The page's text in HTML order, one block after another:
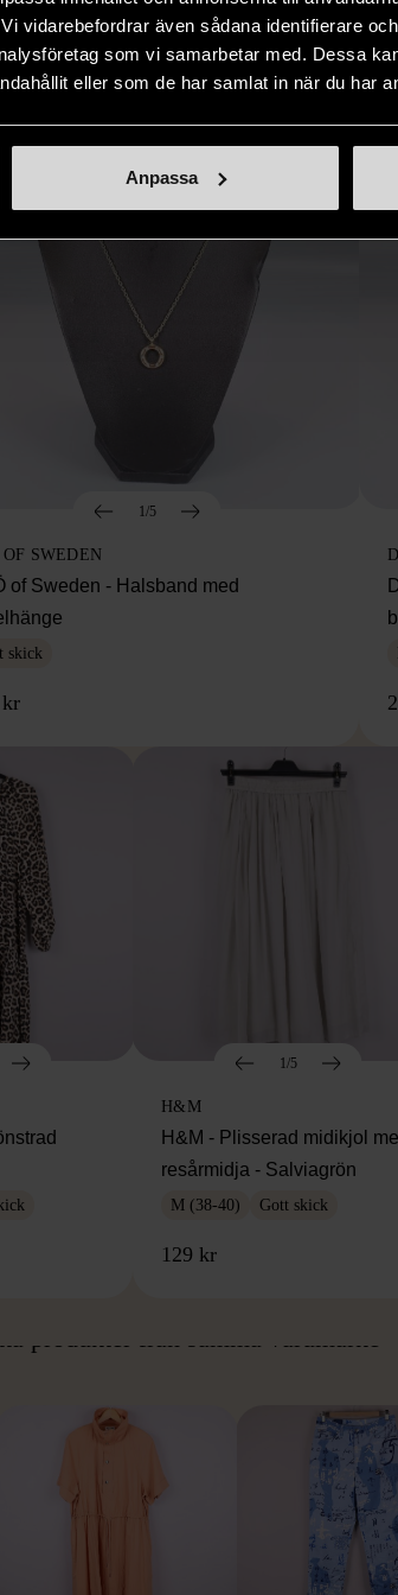
vidarebefordrar även sådana identifierare
som vi samarbetar med. Dessa
eller som de har samlat in när du har
Anpassa
produkter som påminner om denna
1/5
OF SWEDEN
of Sweden - Halsband med
skick
1/5
H&M
H&M - Plisserad midikjol
resårmidja - Salviagrön
M (38-40) Gott skick
129 kr